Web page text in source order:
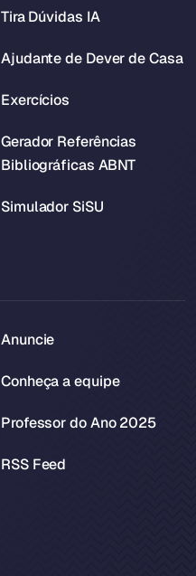
Tira Dúvidas IA
Ajudante de Dever de Casa
Exercícios
Gerador Referências
Bibliográficas ABNT
Simulador SiSU
Anuncie
Conheça a equipe
Professor do Ano 2025
RSS Feed